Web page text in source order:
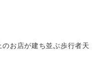
お店が建ち並ぶ歩行者天